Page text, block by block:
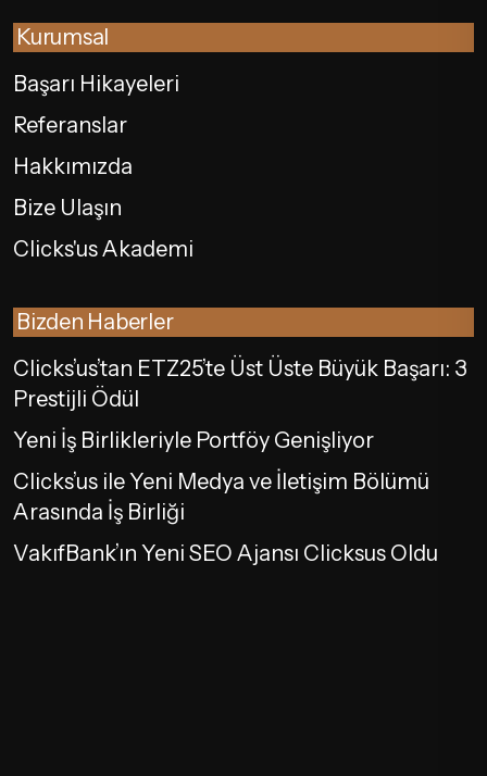
Kurumsal
Başarı Hikayeleri
Referanslar
Hakkımızda
Bize Ulaşın
Clicks'us Akademi
Bizden Haberler
Clicks’us’tan ETZ25’te Üst Üste Büyük Başarı: 3
Prestijli Ödül
Yeni İş Birlikleriyle Portföy Genişliyor
Clicks’us ile Yeni Medya ve İletişim Bölümü
Arasında İş Birliği
VakıfBank’ın Yeni SEO Ajansı Clicksus Oldu